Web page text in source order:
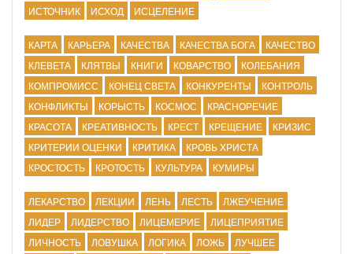
ИСТОЧНИК
ИСХОД ИСЦЕЛЕНИЕ
КАРТА КАРЬЕРА КАЧЕСТВА КАЧЕСТВА БОГА
КАЧЕСТВО
КЛЕВЕТА
КЛЯТВЫ КНИГИ КОВАРСТВО
КОЛЕБАНИЯ
КОМПРОМИСС
КОНЕЦ СВЕТА КОНКУРЕНТЫ
КОНТРОЛЬ
КОНФЛИКТЫ
КОРЫСТЬ КОСМОС
КРАСНОРЕЧИЕ
КРАСОТА
КРЕАТИВНОСТЬ КРЕСТ КРЕЩЕНИЕ
КРИЗИС
КРИТЕРИИ ОЦЕНКИ
КРИТИКА
КРОВЬ ХРИСТА
КРОСТОСТЬ
КРОТОСТЬ КУЛЬТУРА КУМИРЫ
ЛЕКАРСТВО ЛЕКЦИИ ЛЕНЬ ЛЕСТЬ
ЛЖЕУЧЕНИЕ
ЛИДЕР
ЛИДЕРСТВО ЛИЦЕМЕРИЕ
ЛИЦЕПРИЯТИЕ
ЛИЧНОСТЬ
ЛОВУШКА ЛОГИКА ЛОЖЬ
ЛУЧШЕЕ